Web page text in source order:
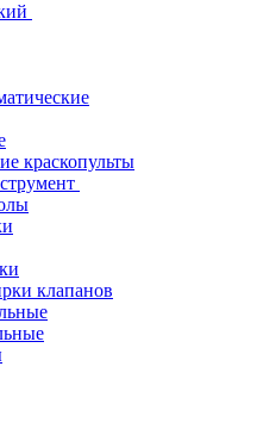
краскопульты
клапанов